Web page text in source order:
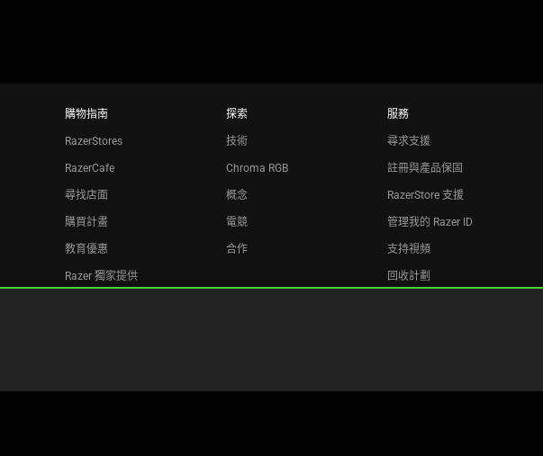
購物指南
RazerStores
RazerCafe
尋找店面
購買計畫
教育優惠
Razer 獨家提供
探索
技術
Chroma RGB
概念
電競
合作
服務
尋求支援
註冊與產品保固
RazerStore 支援
管理我的 Razer ID
支持視頻
回收計劃